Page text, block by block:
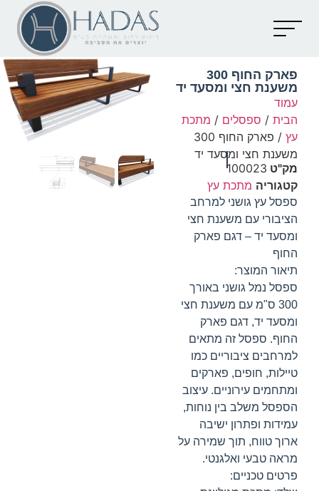
פארק החוף 300
משענת חצי ומסעד יד
עמוד
הבית / ספסלים / מתכת
עץ
/ פארק החוף 300
משענת חצי ומסעד יד
מק"ט 100023
קטגוריה מתכת עץ
ספסל עץ גושני למרחב
הציבורי עם משענת חצי
ומסעד יד – דגם פארק
החוף
תיאור המוצר:
ספסל נמל גושני באורך
300 ס"מ עם משענת חצי
ומסעד יד, דגם פארק
החוף. ספסל זה מתאים
למרחבים ציבוריים כמו
טיילות, חופים, פארקים
ומתחמים עירוניים. עיצוב
הספסל משלב בין נוחות,
עמידות ופתרון ישיבה
ארוך טווח, תוך שמירה על
מראה טבעי ואלגנטי.
פרטים טכניים: